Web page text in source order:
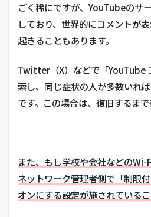
ごく稀にですが、YouTubeのサ
しており、世界的にコメントが
起きることもあります。
Twitter（X）などで「YouTube
索し、同じ症状の人が多数いれ
です。この場合は、復旧するまで
また、もし学校や会社などのWi-
ネットワーク管理者側で「制限
オンにする設定が施されているこ